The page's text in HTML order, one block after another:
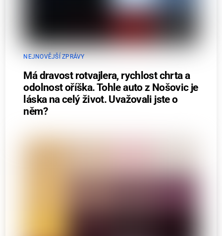
NEJNOVĚJŠÍ ZPRÁVY
Má dravost rotvajlera, rychlost chrta a
odolnost oříška. Tohle auto z Nošovic je
láska na celý život. Uvažovali jste o
něm?